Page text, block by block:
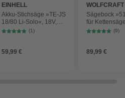
EINHELL
Akku-Stichsäge »TE-JS
18/80 Li-Solo«, 18V,
2700 (Hübe/min), ohne
(1)
59,99 €
WOLFCRAFT
Sägebock
für
klappbar (9)
89,99 €